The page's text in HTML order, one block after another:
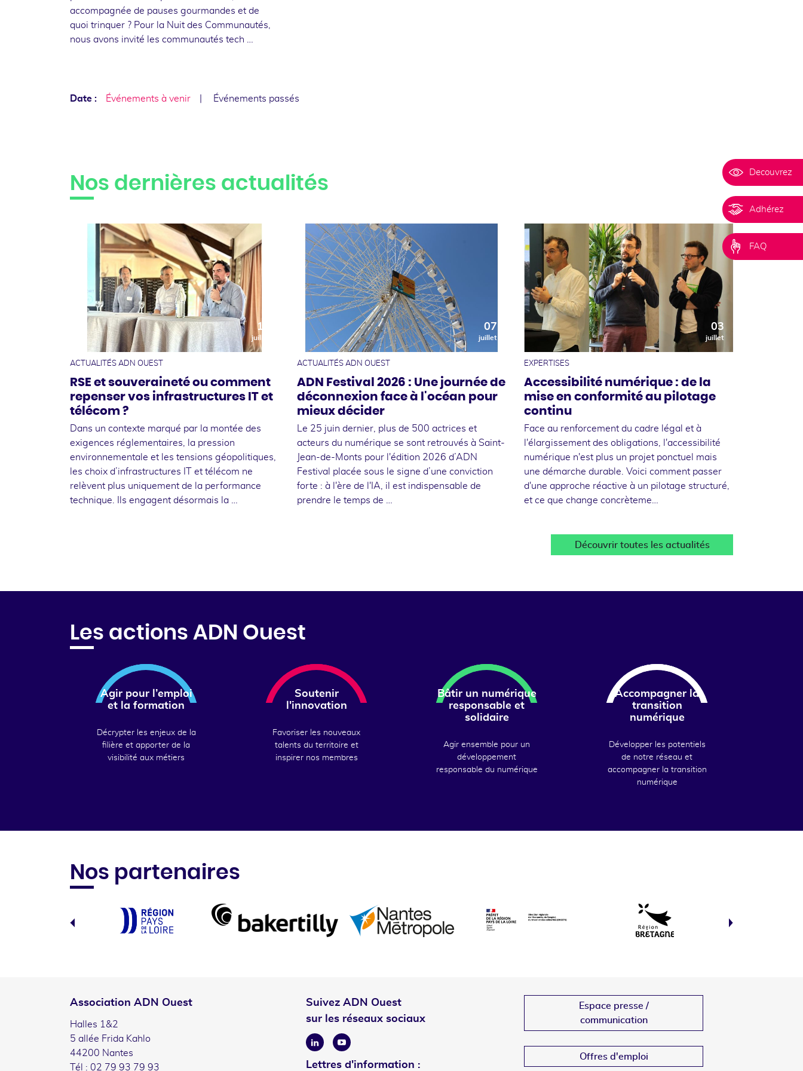
accompagnée de pauses gourmandes et de
quoi trinquer ? Pour la Nuit des Communautés,
nous avons invité les communautés tech …
Date : Événements à venir Événements passés
Decouvrez
Adhérez
FAQ
Nos dernières actualités
10
juillet
ACTUALITÉS ADN OUEST
RSE et souveraineté ou comment
repenser vos infrastructures IT et
télécom ?
Dans un contexte marqué par la montée des
exigences réglementaires, la pression
environnementale et les tensions géopolitiques,
les choix d’infrastructures IT et télécom ne
relèvent plus uniquement de la performance
technique. Ils engagent désormais la …
07
juillet
ACTUALITÉS ADN OUEST
ADN Festival 2026 : Une journée de
déconnexion face à l'océan pour
mieux décider
Le 25 juin dernier, plus de 500 actrices et
acteurs du numérique se sont retrouvés à Saint-
Jean-de-Monts pour l'édition 2026 d’ADN
Festival placée sous le signe d’une conviction
forte : à l'ère de l'IA, il est indispensable de
prendre le temps de …
03
juillet
EXPERTISES
Accessibilité numérique : de la
mise en conformité au pilotage
continu
Face au renforcement du cadre légal et à
l'élargissement des obligations, l'accessibilité
numérique n'est plus un projet ponctuel mais
une démarche durable. Voici comment passer
d'une approche réactive à un pilotage structuré,
et ce que change concrèteme…
Découvrir toutes les actualités
Les actions ADN Ouest
Agir pour l’emploi
et la formation
Décrypter les enjeux de la
filière et apporter de la
visibilité aux métiers
Soutenir
l'innovation
Favoriser les nouveaux
talents du territoire et
inspirer nos membres
Bâtir un numérique
responsable et
solidaire
Agir ensemble pour un
développement
responsable du numérique
Accompagner la
transition
numérique
Développer les potentiels
de notre réseau et
accompagner la transition
numérique
Nos partenaires
Association ADN Ouest
Halles 1&2
5 allée Frida Kahlo
44200 Nantes
Tél : 02 79 93 79 93
Suivez ADN Ouest
sur les réseaux sociaux
LinkedinYoutube
Lettres d'information :
Espace presse /
communication
Offres d'emploi